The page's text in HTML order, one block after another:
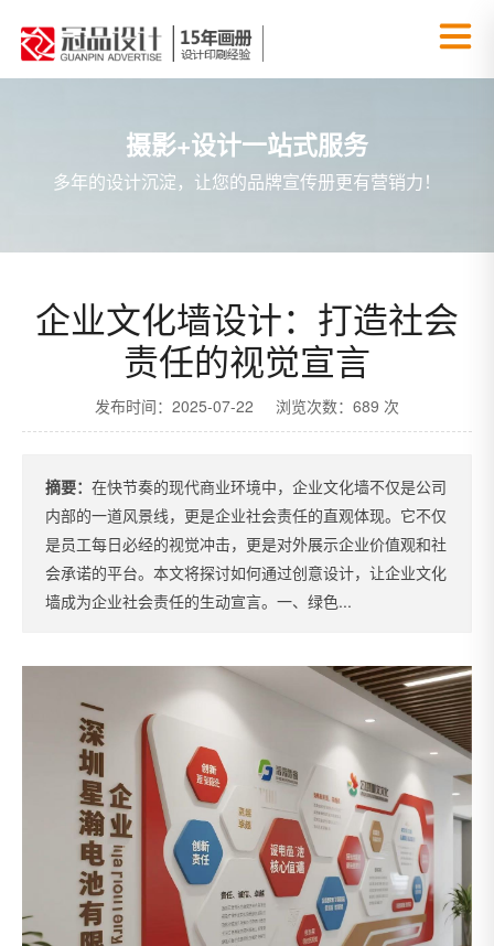
摄影+设计一站式服务
多年的设计沉淀，让您的品牌宣传册更有营销力！
企业文化墙设计：打造社会
责任的视觉宣言
发布时间：2025-07-22 浏览次数：689 次
摘要： 在快节奏的现代商业环境中，企业文化墙不仅是公司
内部的一道风景线，更是企业社会责任的直观体现。它不仅
是员工每日必经的视觉冲击，更是对外展示企业价值观和社
会承诺的平台。本文将探讨如何通过创意设计，让企业文化
墙成为企业社会责任的生动宣言。一、绿色...